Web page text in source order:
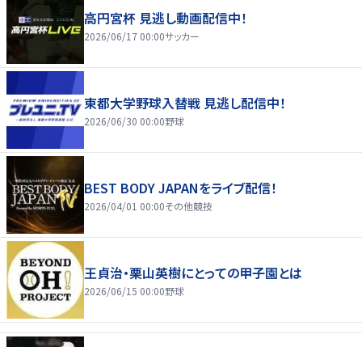
高円宮杯 見逃し動画配信中！
2026/06/17 00:00サッカー
東都大学野球入替戦 見逃し配信中！
2026/06/30 00:00野球
BEST BODY JAPANをライブ配信！
2026/04/01 00:00その他競技
王貞治・栗山英樹にとっての甲子園とは
2026/06/15 00:00野球